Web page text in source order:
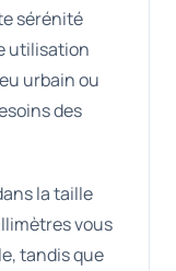
sérénité
utilisation
urbain ou
des
la taille
vous
tandis que